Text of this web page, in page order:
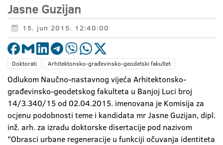
Jasne Guzijan
15. jun 2015. 12:40:00
Doktorati Arhitektonsko-građevinsko-geodetski fakultet
Odlukom Naučno-nastavnog vijeća Arhitektonsko-
građevinsko-geodetskog fakulteta u Banjoj Luci broj
14/3.340/15 od 02.04.2015. imenovana je Komisija za
ocjenu podobnosti teme i kandidata mr Jasne Guzijan, dipl.
inž. arh. za izradu doktorske disertacije pod nazivom
"Obrasci urbane regeneracije u funkciji očuvanja identiteta